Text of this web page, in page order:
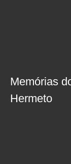
Memórias
Hermeto